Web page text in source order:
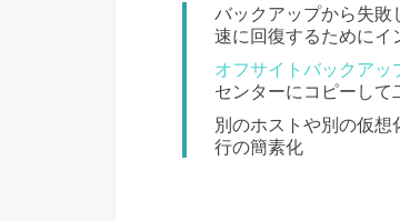
バックアップから失
速に回復するために
オフサイトバックアッ
センターにコピーして
別のホストや別の仮
行の簡素化